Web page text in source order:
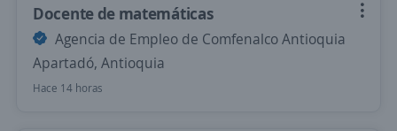
Docente de matemáticas
Agencia de Empleo de Comfenalco Antioquia
Apartadó, Antioquia
Hace 14 horas